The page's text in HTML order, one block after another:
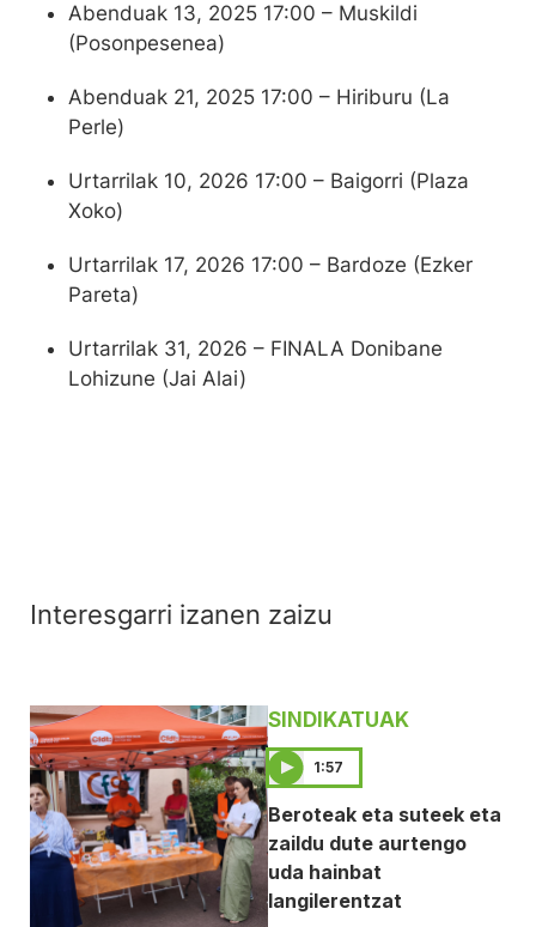
Abenduak 13, 2025 17:00 – Muskildi
(Posonpesenea)
Abenduak 21, 2025 17:00 – Hiriburu (La
Perle)
Urtarrilak 10, 2026 17:00 – Baigorri (Plaza
Xoko)
Urtarrilak 17, 2026 17:00 – Bardoze (Ezker
Pareta)
Urtarrilak 31, 2026 – FINALA Donibane
Lohizune (Jai Alai)
Interesgarri izanen zaizu
SINDIKATUAK
1:57
Beroteak eta suteek eta
zaildu dute aurtengo
uda hainbat
langilerentzat